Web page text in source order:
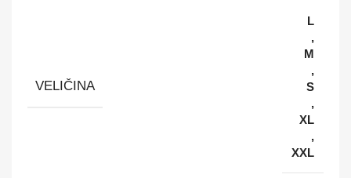
VELIČINA
L
,
M
,
S
,
XL
,
XXL